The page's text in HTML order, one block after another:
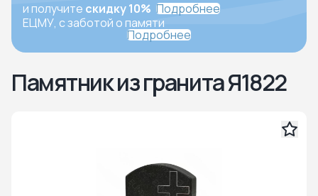
и получите скидку 10% Подробнее
ЕЦМУ, с заботой о памяти
Подробнее
Памятник из гранита Я1822